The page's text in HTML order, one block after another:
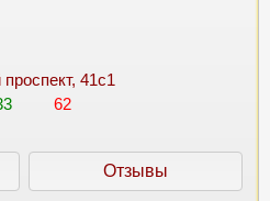
41с1
62
Отзывы